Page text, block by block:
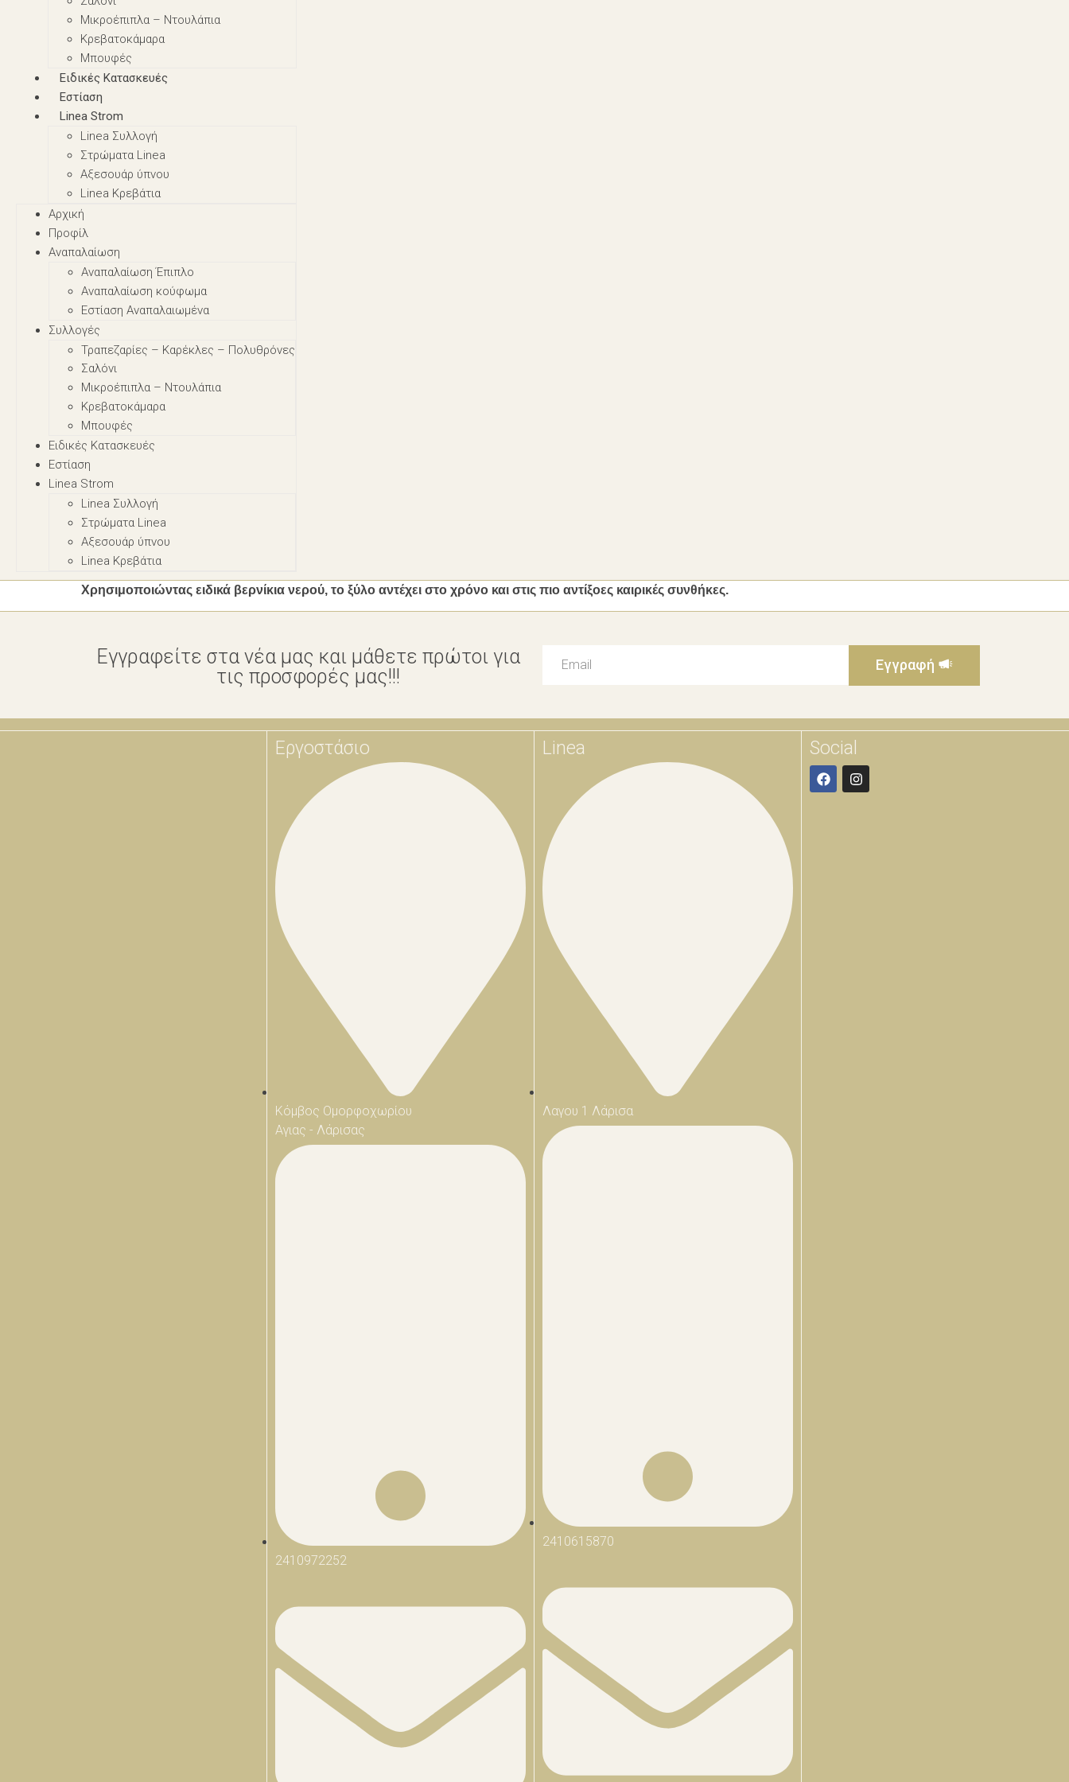
Μικροέπιπλα – Nτουλάπια
Κρεβατοκάμαρα
Μπουφές
Ειδικές Κατασκευές
Εστίαση
Linea Strom
Linea Συλλογή
Στρώματα Linea
Αξεσουάρ ύπνου
Linea Κρεβάτια
Αρχική
Προφίλ
Αναπαλαίωση
Αναπαλαίωση Έπιπλο
Αναπαλαίωση κούφωμα
Εστίαση Αναπαλαιωμένα
Συλλογές
Τραπεζαρίες – Καρέκλες – Πολυθρόνες
Σαλόνι
Μικροέπιπλα – Nτουλάπια
Κρεβατοκάμαρα
Μπουφές
Ειδικές Κατασκευές
Εστίαση
Linea Strom
Linea Συλλογή
Στρώματα Linea
Αξεσουάρ ύπνου
Linea Κρεβάτια
Χρησιμοποιώντας ειδικά βερνίκια νερού, το ξύλο αντέχει στο χρόνο και στις πιο αντίξοες καιρικές συνθήκες.
Εγγραφείτε στα νέα μας και μάθετε πρώτοι για
τις προσφορές μας!!!
Εγγραφή
Εργοστάσιο
Κόμβος Ομορφοχωρίου
Αγιας - Λάρισας
2410972252
Linea
Λαγου 1 Λάρισα
2410615870
Social